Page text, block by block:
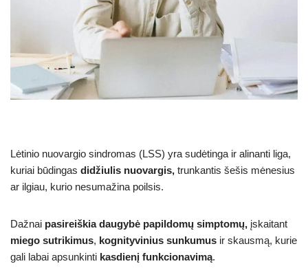
Lėtinio nuovargio sindromas (LSS) yra sudėtinga ir alinanti liga,
kuriai būdingas didžiulis nuovargis, trunkantis šešis mėnesius
ar ilgiau, kurio nesumažina poilsis.
Dažnai pasireiškia daugybė papildomų simptomų, įskaitant
miego sutrikimus, kognityvinius sunkumus ir skausmą, kurie
gali labai apsunkinti kasdienį funkcionavimą.